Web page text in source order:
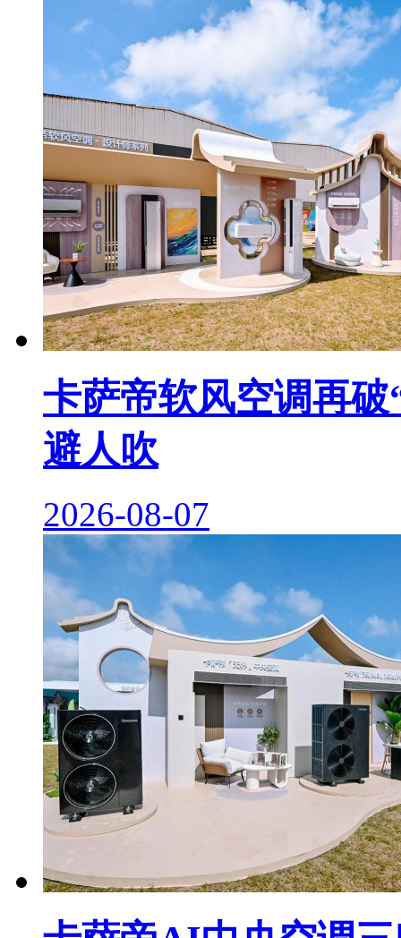
卡萨帝软风空调再
避人吹
2026-08-07